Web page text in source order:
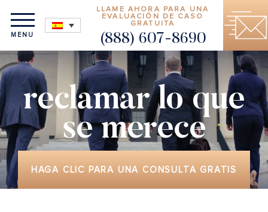
MENU
LLAME AHORA PARA UNA
EVALUACIÓN DE CASO
GRATUITA
(888) 607-8690
reclamar lo que
se merece
HAGA CLIC PARA UNA CONSULTA GRATIS